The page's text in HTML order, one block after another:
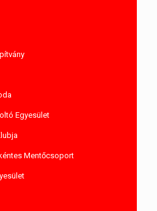
Egyesület
Mentőcsoport